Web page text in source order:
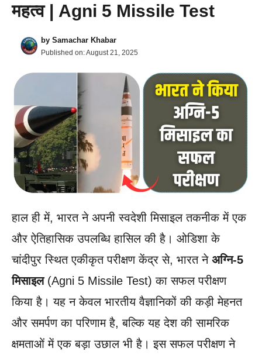
महत्व | Agni 5 Missile Test
by Samachar Khabar
Published on:August 21, 2025
हाल ही में, भारत ने अपनी स्वदेशी मिसाइल तकनीक में एक
और ऐतिहासिक उपलब्धि हासिल की है। ओडिशा के
चांदीपुर स्थित एकीकृत परीक्षण केंद्र से, भारत ने अग्नि-5
मिसाइल(Agni 5 Missile Test) का सफल परीक्षण
किया है। यह न केवल भारतीय वैज्ञानिकों की कड़ी मेहनत
और समर्पण का परिणाम है, बल्कि यह देश की सामरिक
क्षमताओं में एक बड़ा उछाल भी है। इस सफल परीक्षण ने